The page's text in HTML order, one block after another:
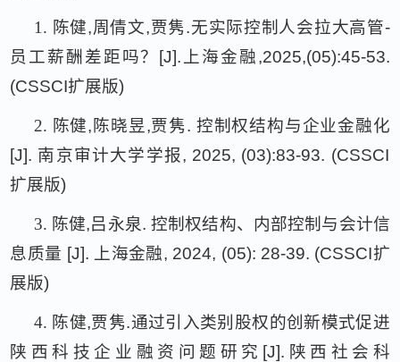
1. 陈健,周倩文,贾隽.无实际控制人会拉大高管-
员工薪酬差距吗？ [J]. 上海金融,2025,(05):45-53.
(CSSCI扩展版)
2. 陈健,陈晓昱,贾隽. 控制权结构与企业金融化
[J]. 南京审计大学学报, 2025, (03):83-93. (CSSCI
扩展版)
3. 陈健,吕永泉.控制权结构、内部控制与会计信
息质量 [J]. 上海金融, 2024, (05): 28-39. (CSSCI扩
展版)
4. 陈健,贾隽.通过引入类别股权的创新模式促进
陕西科技企业融资问题研究 [J]. 陕西社会科